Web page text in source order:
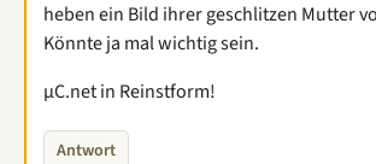
heben ein Bild ihrer geschlitzen Mutter
Könnte ja mal wichtig sein.
µC.net in Reinstform!
Antwort